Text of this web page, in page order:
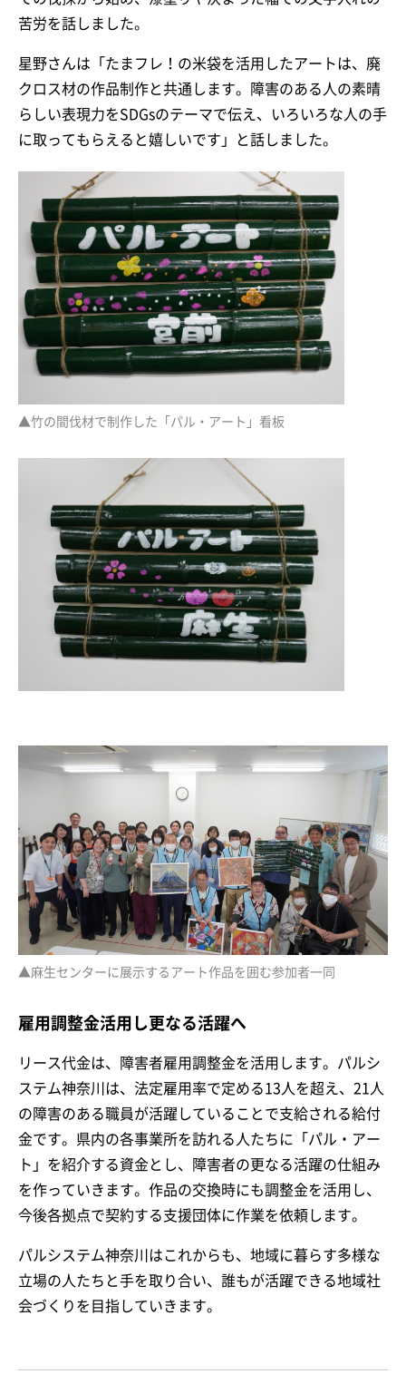
苦労を話しました。
星野さんは「たまフレ！の米袋を活用したアートは、廃
クロス材の作品制作と共通します。障害のある人の素晴
らしい表現力をSDGsのテーマで伝え、いろいろな人の手
に取ってもらえると嬉しいです」と話しました。
▲竹の間伐材で制作した「パル・アート」看板
▲麻生センターに展示するアート作品を囲む参加者一同
雇用調整金活用し更なる活躍へ
リース代金は、障害者雇用調整金を活用します。パルシ
ステム神奈川は、法定雇用率で定める13人を超え、21人
の障害のある職員が活躍していることで支給される給付
金です。県内の各事業所を訪れる人たちに「パル・アー
ト」を紹介する資金とし、障害者の更なる活躍の仕組み
を作っていきます。作品の交換時にも調整金を活用し、
今後各拠点で契約する支援団体に作業を依頼します。
パルシステム神奈川はこれからも、地域に暮らす多様な
立場の人たちと手を取り合い、誰もが活躍できる地域社
会づくりを目指していきます。